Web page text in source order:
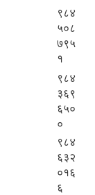
९८४
५०८
७९५
१
९८४
३६९
६५०
०
९८४
६३२
०१६
६